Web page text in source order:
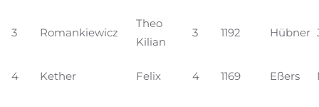
3 Romankiewicz
Theo
Kilian
3 1192 Hübner
4 Kether Felix 4 1169 Eßers